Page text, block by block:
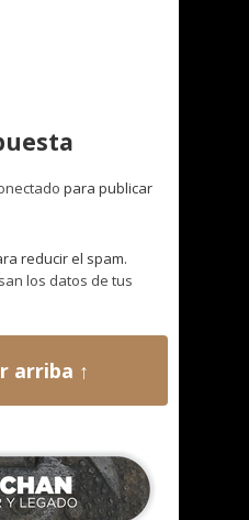
para publicar
reducir el spam.
los datos de tus
arriba ↑